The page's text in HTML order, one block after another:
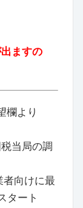
ますの
欄より
当局の調
向けに最
タート